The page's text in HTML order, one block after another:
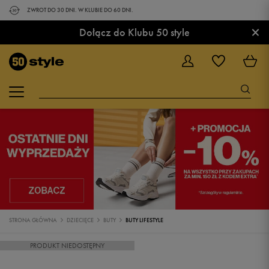
ZWROT DO 30 DNI. W KLUBIE DO 60 DNI.
Dołącz do Klubu 50 style ×
STRONA GŁÓWNA DZIECIĘCE BUTY BUTY LIFESTYLE
PRODUKT NIEDOSTĘPNY